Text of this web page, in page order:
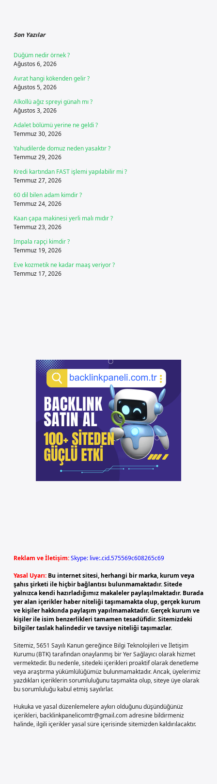
Son Yazılar
Düğüm nedir örnek ?
Ağustos 6, 2026
Avrat hangi kökenden gelir ?
Ağustos 5, 2026
Alkollü ağız spreyi günah mı ?
Ağustos 3, 2026
Adalet bölümü yerine ne geldi ?
Temmuz 30, 2026
Yahudilerde domuz neden yasaktır ?
Temmuz 29, 2026
Kredi kartından FAST işlemi yapılabilir mi ?
Temmuz 27, 2026
60 dil bilen adam kimdir ?
Temmuz 24, 2026
Kaan çapa makinesi yerli malı mıdır ?
Temmuz 23, 2026
İmpala rapçi kimdir ?
Temmuz 19, 2026
Eve kozmetik ne kadar maaş veriyor ?
Temmuz 17, 2026
Reklam ve İletişim:Skype: live:.cid.575569c608265c69
Yasal Uyarı: Bu internet sitesi, herhangi bir marka, kurum veya
şahıs şirketi ile hiçbir bağlantısı bulunmamaktadır. Sitede
yalnızca kendi hazırladığımız makaleler paylaşılmaktadır. Burada
yer alan içerikler haber niteliği taşımamakta olup, gerçek kurum
ve kişiler hakkında paylaşım yapılmamaktadır. Gerçek kurum ve
kişiler ile isim benzerlikleri tamamen tesadüfidir. Sitemizdeki
bilgiler taslak halindedir ve tavsiye niteliği taşımazlar.
Sitemiz, 5651 Sayılı Kanun gereğince Bilgi Teknolojileri ve İletişim
Kurumu (BTK) tarafından onaylanmış bir Yer Sağlayıcı olarak hizmet
vermektedir. Bu nedenle, sitedeki içerikleri proaktif olarak denetleme
veya araştırma yükümlülüğümüz bulunmamaktadır. Ancak, üyelerimiz
yazdıkları içeriklerin sorumluluğunu taşımakta olup, siteye üye olarak
bu sorumluluğu kabul etmiş sayılırlar.
Hukuka ve yasal düzenlemelere aykırı olduğunu düşündüğünüz
içerikleri, backlinkpanelicomtr@gmail.comadresine bildirmeniz
halinde, ilgili içerikler yasal süre içerisinde sitemizden kaldırılacaktır.